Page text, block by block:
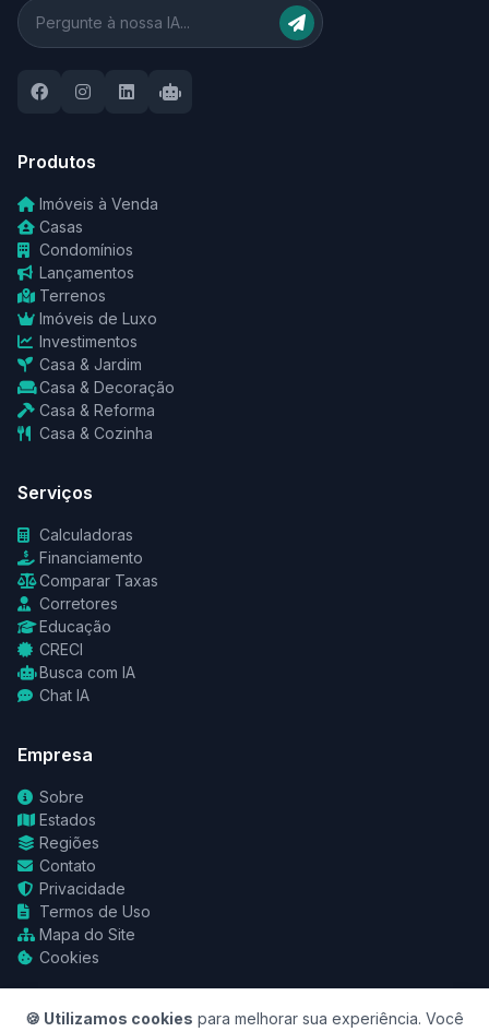
Produtos
Imóveis à Venda
Casas
Condomínios
Lançamentos
Terrenos
Imóveis de Luxo
Investimentos
Casa & Jardim
Casa & Decoração
Casa & Reforma
Casa & Cozinha
Serviços
Calculadoras
Financiamento
Comparar Taxas
Corretores
Educação
CRECI
Busca com IA
Chat IA
Empresa
Sobre
Estados
Regiões
Contato
Privacidade
Termos de Uso
Mapa do Site
Cookies
🍪 Utilizamos cookies para melhorar sua experiência. Você